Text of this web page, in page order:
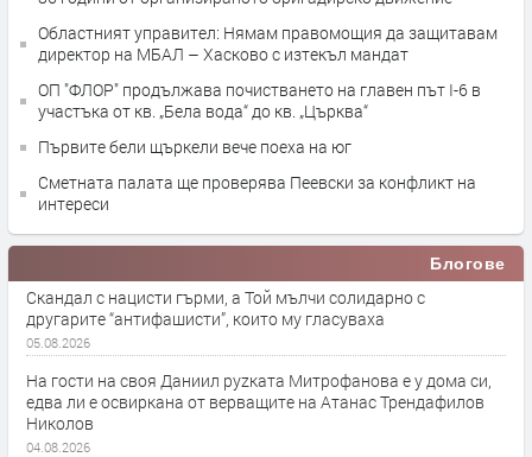
Областният управител: Нямам правомощия да защитавам
директор на МБАЛ – Хасково с изтекъл мандат
ОП "ФЛОР" продължава почистването на главен път I-6 в
участъка от кв. „Бела вода“ до кв. „Църква“
Първите бели щъркели вече поеха на юг
Сметната палата ще провeрява Пеевски за конфликт на
интереси
Блогове
Скандал с нацисти гърми, а Той мълчи солидарно с
другарите “антифашисти”, които му гласуваха
05.08.2026
На гости на своя Даниил руzката Митрофанова е у дома си,
едва ли е освиркана от верващите на Атанас Трендафилов
Николов
04.08.2026